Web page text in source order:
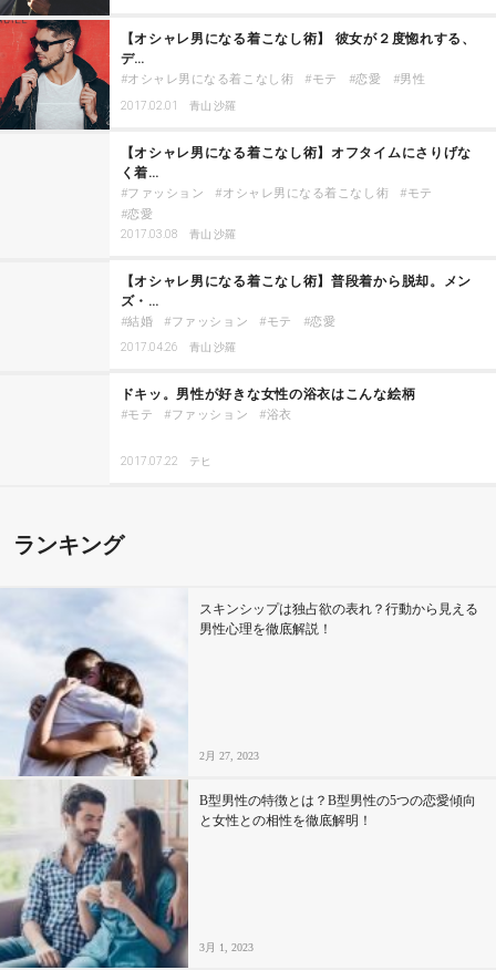
【オシャレ男になる着こなし術】 彼女が２度惚れする、
デ…
オシャレ男になる着こなし術 モテ 恋愛 男性
2017.02.01 青山 沙羅
【オシャレ男になる着こなし術】オフタイムにさりげな
く着…
ファッション オシャレ男になる着こなし術
モテ
恋愛
2017.03.08 青山 沙羅
【オシャレ男になる着こなし術】普段着から脱却。メン
ズ・…
結婚 ファッション モテ 恋愛
2017.04.26 青山 沙羅
ドキッ。男性が好きな女性の浴衣はこんな絵柄
モテ ファッション 浴衣
2017.07.22 テヒ
ランキング
スキンシップは独占欲の表れ？行動から見える
男性心理を徹底解説！
2月 27, 2023
B型男性の特徴とは？B型男性の5つの恋愛傾向
と女性との相性を徹底解明！
3月 1, 2023